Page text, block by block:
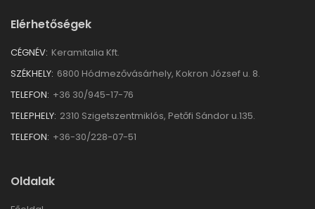
Elérhetőségek
CÉGNÉV: Keramitalia Kft.
SZÉKHELY: 6800 Hódmezővásárhely, Kokron József u. 8.
TELEFON: +36 30/945-17-76
TELEPHELY: 2310 Szigetszentmiklós, Petőfi Sándor u.135.
TELEFON: +36-30/228-07-51
Oldalak